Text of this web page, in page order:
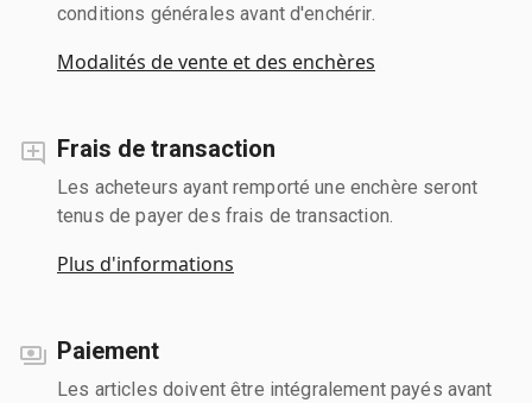
conditions générales avant d'enchérir.
Modalités de vente et des enchères
Frais de transaction
Les acheteurs ayant remporté une enchère seront
tenus de payer des frais de transaction.
Plus d'informations
Paiement
Les articles doivent être intégralement payés avant